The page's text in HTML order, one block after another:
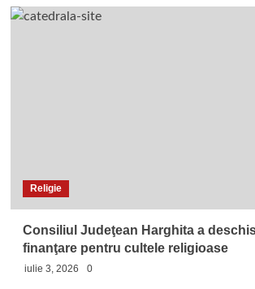
Religie
Consiliul Judeţean Harghita a
finanţare pentru cultele religioase
iulie 3, 2026 0